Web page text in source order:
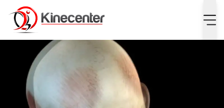
waarom een verkeerd gebruik van je smartphone